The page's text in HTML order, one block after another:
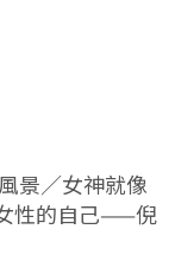
景／女神就像
性的自己——倪